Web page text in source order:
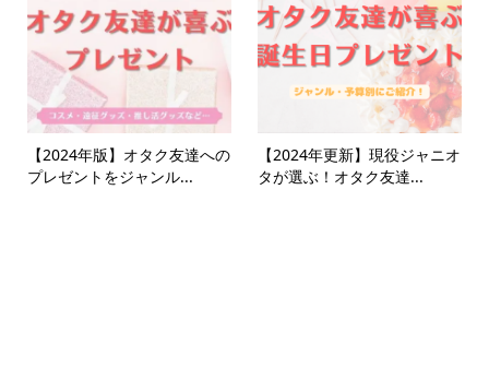
【2024年版】オタク友達への
プレゼントをジャンル...
【2024年更新】現役ジャニオ
タが選ぶ！オタク友達...